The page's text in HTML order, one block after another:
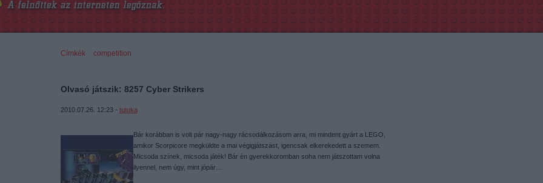
Címkék» competition
Olvasó játszik: 8257 Cyber Strikers
2010.07.26. 12:23 - tutuka
Bár korábban is volt pár nagy-nagy rácsodálkozásom arra, mi mindent gyárt a LEGO,
amikor Scorpicore megküldte a mai végigjátszást, igencsak elkerekedett a szemem.
Micsoda színek, micsoda játék! Bár én gyerekkoromban soha nem játszottam volna
ilyennel, nem úgy, mint jópár…